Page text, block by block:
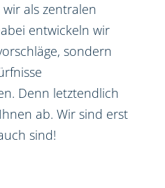
als zentralen
entwickeln wir
sondern
Denn letztendlich
ab. Wir sind erst
sind!